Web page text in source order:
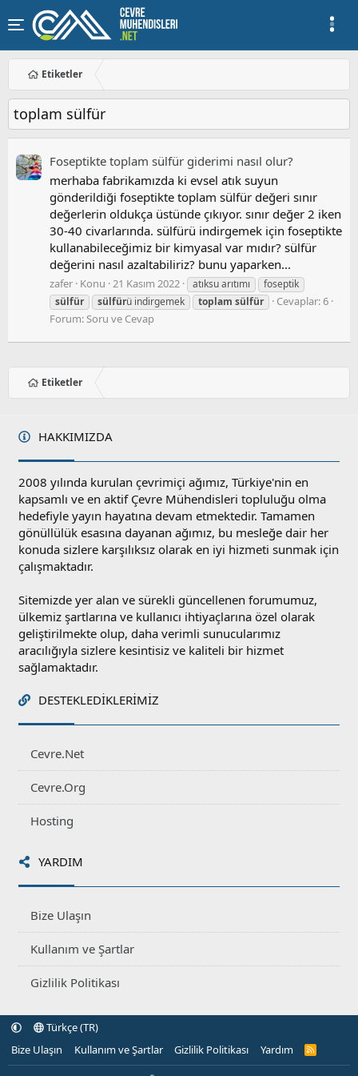
Etiketler
toplam sülfür
Foseptikte toplam sülfür giderimi nasıl olur?
merhaba fabrikamızda ki evsel atık suyun
gönderildiği foseptikte toplam sülfür değeri sınır
değerlerin oldukça üstünde çıkıyor. sınır değer 2 iken
30-40 civarlarında. sülfürü indirgemek için foseptikte
kullanabileceğimiz bir kimyasal var mıdır? sülfür
değerini nasıl azaltabiliriz? bunu yaparken...
zafer Konu 21 Kasım 2022 atıksu arıtımı
foseptik
sülfür
sülfürü indirgemek toplam sülfür
Cevaplar: 6
Forum:Soru ve Cevap
Etiketler
HAKKIMIZDA
2008 yılında kurulan çevrimiçi ağımız, Türkiye'nin en
kapsamlı ve en aktif Çevre Mühendisleri topluluğu olma
hedefiyle yayın hayatına devam etmektedir. Tamamen
gönüllülük esasına dayanan ağımız, bu mesleğe dair her
konuda sizlere karşılıksız olarak en iyi hizmeti sunmak için
çalışmaktadır.
Sitemizde yer alan ve sürekli güncellenen forumumuz,
ülkemiz şartlarına ve kullanıcı ihtiyaçlarına özel olarak
geliştirilmekte olup, daha verimli sunucularımız
aracılığıyla sizlere kesintisiz ve kaliteli bir hizmet
sağlamaktadır.
DESTEKLEDIKLERIMIZ
Cevre.Net
Cevre.Org
Hosting
YARDIM
Bize Ulaşın
Kullanım ve Şartlar
Gizlilik Politikası
Türkçe (TR)
Bize Ulaşın
Kullanım ve Şartlar Gizlilik Politikası Yardım
R